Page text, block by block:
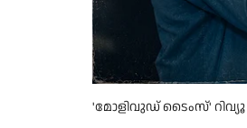
'മോളിവുഡ് ടൈംസ്' റിവ്യൂ